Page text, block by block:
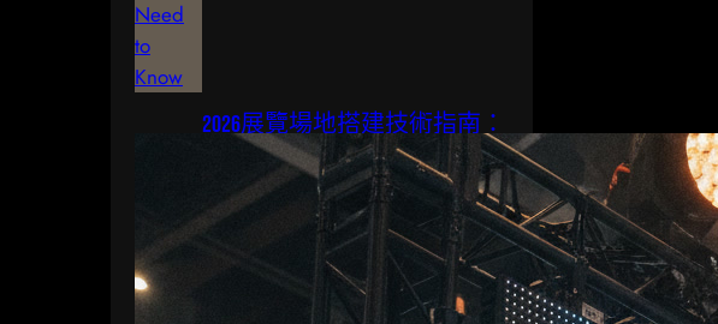
2026展覽場地搭建技術指南：
結構安全、LED安裝與佈線要
場地搭建唔係「裝個攤位」咁簡單
每年香港有幾百場展覽同宴會喺會
議展覽中心、亞洲國際博覽館同各
大酒店舉行。搭一個…